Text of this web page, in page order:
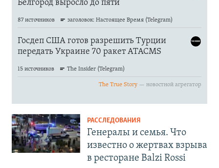
РАССЛЕДОВАНИЯ
Генералы и семья. Что
известно о жертвах взрыва
в ресторане Balzi Rossi